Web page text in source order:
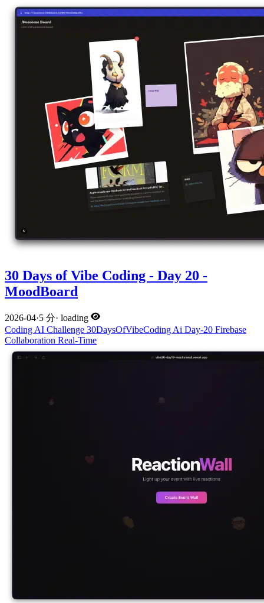
30 Days of Vibe Coding - Day 20 -
MoodBoard
2026-04·5 分· loading
Coding AI Challenge 30DaysOfVibeCoding Ai Day-20 Firebase
Collaboration Real-Time